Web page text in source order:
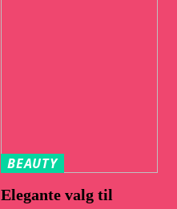
BEAUTY
Elegante valg til